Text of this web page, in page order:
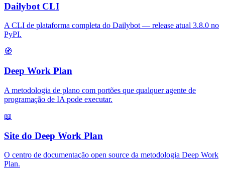
Dailybot CLI
A CLI de plataforma completa do Dailybot — release atual 3.8.0 no
PyPI.
🧭
Deep Work Plan
A metodologia de plano com portões que qualquer agente de
programação de IA pode executar.
📖
Site do Deep Work Plan
O centro de documentação open source da metodologia Deep Work
Plan.